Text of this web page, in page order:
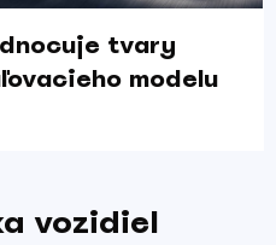
tvary
modelu
vozidiel